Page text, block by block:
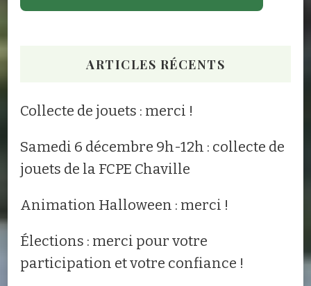
ARTICLES RÉCENTS
Collecte de jouets : merci !
Samedi 6 décembre 9h-12h : collecte de
jouets de la FCPE Chaville
Animation Halloween : merci !
Élections : merci pour votre
participation et votre confiance !